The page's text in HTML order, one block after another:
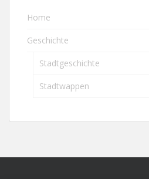
Home
Geschichte
Stadtgeschichte
Stadtwappen